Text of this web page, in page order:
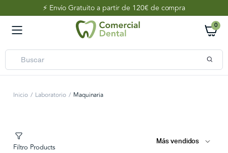
⚡️ Envío Gratuito a partir de 120€ de compra
0
Inicio Laboratorio Maquinaria
Filtro Products